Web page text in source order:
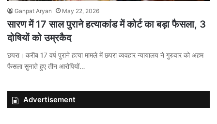
Ganpat Aryan May 22, 2026
सारण में 17 साल पुराने हत्याकांड में कोर्ट का बड़ा फैसला, 3
दोषियों को उम्रकैद
छपरा। करीब 17 वर्ष पुराने हत्या मामले में छपरा व्यवहार न्यायालय ने गुरुवार को अहम
फैसला सुनाते हुए तीन आरोपियों…
Advertisement